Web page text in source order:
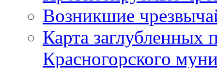
Возникшие
Карта
Красногорского